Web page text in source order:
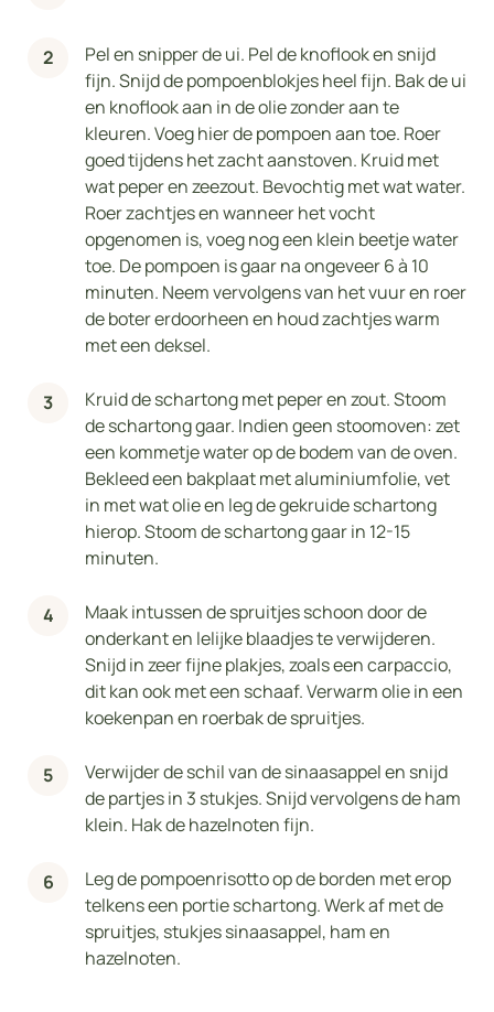
Pel en snipper de ui. Pel de knoflook en snijd
fijn. Snijd de pompoenblokjes heel fijn. Bak de ui
en knoflook aan in de olie zonder aan te
kleuren. Voeg hier de pompoen aan toe. Roer
goed tijdens het zacht aanstoven. Kruid met
wat peper en zeezout. Bevochtig met wat water.
Roer zachtjes en wanneer het vocht
opgenomen is, voeg nog een klein beetje water
toe. De pompoen is gaar na ongeveer 6 à 10
minuten. Neem vervolgens van het vuur en roer
de boter erdoorheen en houd zachtjes warm
met een deksel.
Kruid de schartong met peper en zout. Stoom
de schartong gaar. Indien geen stoomoven: zet
een kommetje water op de bodem van de oven.
Bekleed een bakplaat met aluminiumfolie, vet
in met wat olie en leg de gekruide schartong
hierop. Stoom de schartong gaar in 12-15
minuten.
Maak intussen de spruitjes schoon door de
onderkant en lelijke blaadjes te verwijderen.
Snijd in zeer fijne plakjes, zoals een carpaccio,
dit kan ook met een schaaf. Verwarm olie in een
koekenpan en roerbak de spruitjes.
Verwijder de schil van de sinaasappel en snijd
de partjes in 3 stukjes. Snijd vervolgens de ham
klein. Hak de hazelnoten fijn.
Leg de pompoenrisotto op de borden met erop
telkens een portie schartong. Werk af met de
spruitjes, stukjes sinaasappel, ham en
hazelnoten.